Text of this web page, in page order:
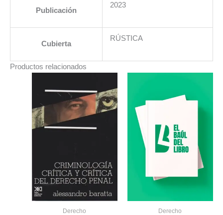
Publicación
2023
Cubierta
RÚSTICA
Productos relacionados
Derecho Derecho